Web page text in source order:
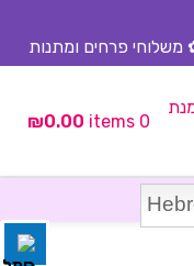
משלוחי פרחים ומתנות
0
items
₪0.00